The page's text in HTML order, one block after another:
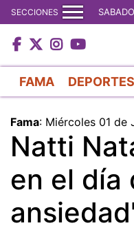
SECCIONES
FAMA DEPORTES
Fama: Miércoles 01 de
Natti
en el día
ansiedad'